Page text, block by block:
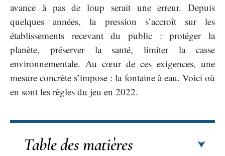
avance à pas de loup serait une erreur. Depuis
quelques années, la pression s’accroît sur les
établissements recevant du public : protéger la
planète, préserver la santé, limiter la casse
environnementale. Au cœur de ces exigences, une
mesure concrète s’impose : la fontaine à eau. Voici où
en sont les règles du jeu en 2022.
Table des matières